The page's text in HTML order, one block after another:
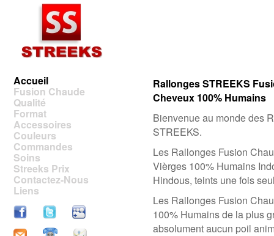
Accueil
Fusion Chaude
Qualité
Format
Accessoires
Couleurs
Commandes
Soins
Streeks Prix
Contactez-Nous
Liens
Rallonges STREEKS
Cheveux 100% Humains
Bienvenue au monde des
STREEKS.
Les Rallonges Fusion
Vièrges 100% Humains
Hindous, teints une fois
Les Rallonges Fusion
100% Humains de la plus
absolument aucun poil